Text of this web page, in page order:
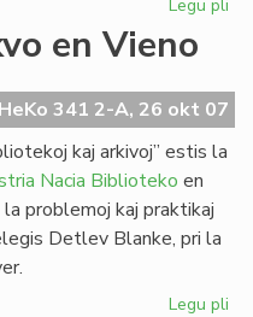
Legu pli
en Vieno
HeKo 341 2-A, 26 okt 07
kaj arkivoj” estis la
Nacia Biblioteko en
problemoj kaj praktikaj
Detlev Blanke, pri la
Legu pli